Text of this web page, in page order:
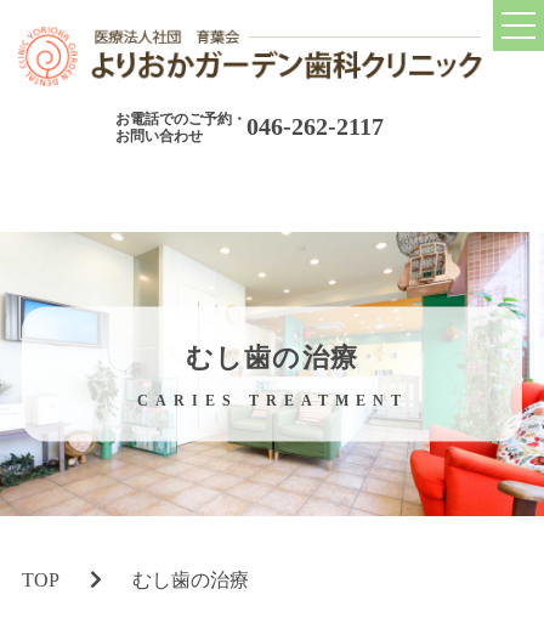
トップ
TOP
当院について
院内ツアー
当院の取り組み
コロナウィルス対策
お電話でのご予約・
お問い合わせ
046-262-2117
むし歯の治療
CARIES TREATMENT
TOP むし歯の治療